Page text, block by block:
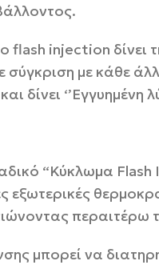
flash injection δίνει
με κάθε
δίνει ‘’Εγγυημένη
“Κύκλωμα
μπορεί να